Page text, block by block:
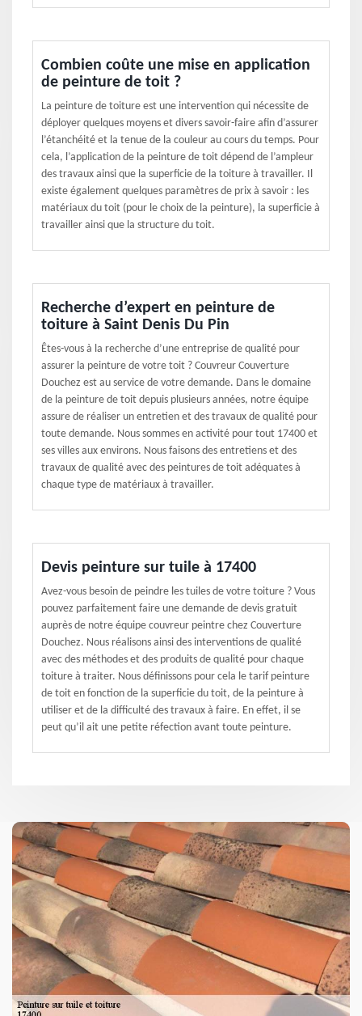
Combien coûte une mise en application
de peinture de toit ?
La peinture de toiture est une intervention qui nécessite de
déployer quelques moyens et divers savoir-faire afin d’assurer
l’étanchéité et la tenue de la couleur au cours du temps. Pour
cela, l’application de la peinture de toit dépend de l’ampleur
des travaux ainsi que la superficie de la toiture à travailler. Il
existe également quelques paramètres de prix à savoir : les
matériaux du toit (pour le choix de la peinture), la superficie à
travailler ainsi que la structure du toit.
Recherche d’expert en peinture de
toiture à Saint Denis Du Pin
Êtes-vous à la recherche d’une entreprise de qualité pour
assurer la peinture de votre toit ? Couvreur Couverture
Douchez est au service de votre demande. Dans le domaine
de la peinture de toit depuis plusieurs années, notre équipe
assure de réaliser un entretien et des travaux de qualité pour
toute demande. Nous sommes en activité pour tout 17400 et
ses villes aux environs. Nous faisons des entretiens et des
travaux de qualité avec des peintures de toit adéquates à
chaque type de matériaux à travailler.
Devis peinture sur tuile à 17400
Avez-vous besoin de peindre les tuiles de votre toiture ? Vous
pouvez parfaitement faire une demande de devis gratuit
auprès de notre équipe couvreur peintre chez Couverture
Douchez. Nous réalisons ainsi des interventions de qualité
avec des méthodes et des produits de qualité pour chaque
toiture à traiter. Nous définissons pour cela le tarif peinture
de toit en fonction de la superficie du toit, de la peinture à
utiliser et de la difficulté des travaux à faire. En effet, il se
peut qu’il ait une petite réfection avant toute peinture.